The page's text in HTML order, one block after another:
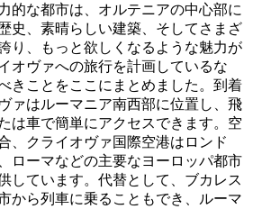
的な都市は、オルテニアの中心部に
史、素晴らしい建築、そしてさまざ
り、もっと欲しくなるような魅力が
オヴァへの旅行を計画しているな
きことをここにまとめました。到着
ァはルーマニア南西部に位置し、飛
は車で簡単にアクセスできます。空
、クライオヴァ国際空港はロンド
ローマなどの主要なヨーロッパ都市
しています。代替として、ブカレス
から列車に乗ることもでき、ルーマ